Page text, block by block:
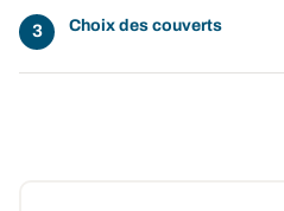
Choix des couverts